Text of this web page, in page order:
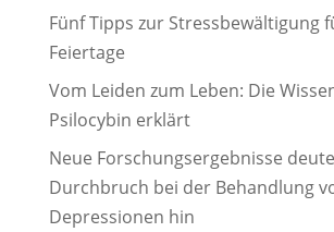
Fünf Tipps zur Stressbewältigung
Feiertage
Vom Leiden zum Leben: Die
Psilocybin erklärt
Neue Forschungsergebnisse
Durchbruch bei der Behandlung
Depressionen hin